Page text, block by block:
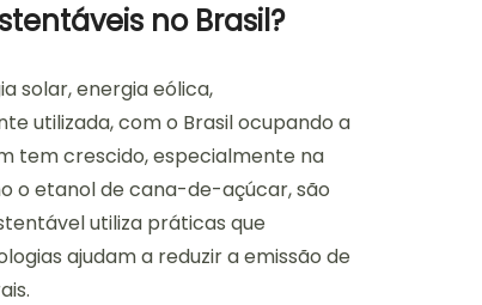
no Brasil?
solar, energia eólica,
utilizada, com o Brasil ocupando a
tem crescido, especialmente na
o etanol de cana-de-açúcar, são
utiliza práticas que
ajudam a reduzir a emissão de